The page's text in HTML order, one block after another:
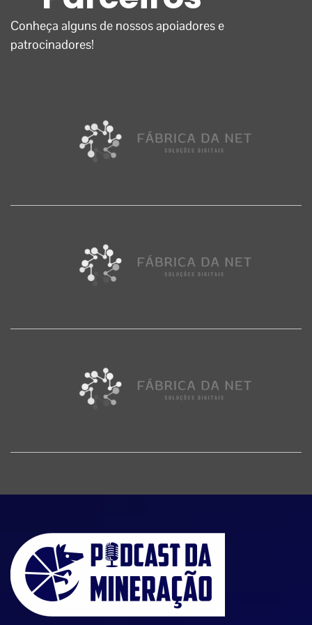
Conheça alguns de nossos apoiadores e
patrocinadores!